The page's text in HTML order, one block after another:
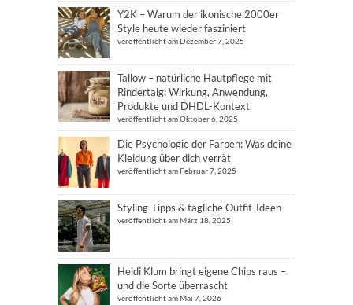
Y2K – Warum der ikonische 2000er
Style heute wieder fasziniert
veröffentlicht am Dezember 7, 2025
Tallow – natürliche Hautpflege mit
Rindertalg: Wirkung, Anwendung,
Produkte und DHDL-Kontext
veröffentlicht am Oktober 6, 2025
Die Psychologie der Farben: Was deine
Kleidung über dich verrät
veröffentlicht am Februar 7, 2025
Styling-Tipps & tägliche Outfit-Ideen
veröffentlicht am März 18, 2025
Heidi Klum bringt eigene Chips raus –
und die Sorte überrascht
veröffentlicht am Mai 7, 2026